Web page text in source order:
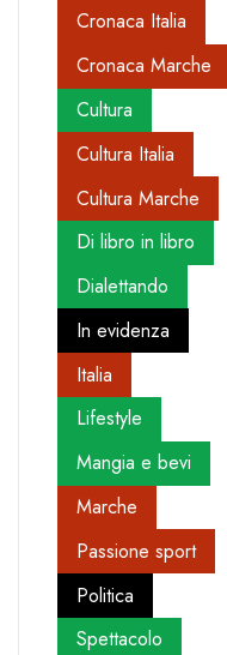
Cronaca Italia
Cronaca Marche
Cultura
Cultura Italia
Cultura Marche
Di libro in libro
Dialettando
In evidenza
Italia
Lifestyle
Mangia e bevi
Marche
Passione sport
Politica
Spettacolo